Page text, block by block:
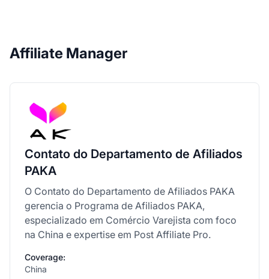
Affiliate Manager
Contato do Departamento de Afiliados
PAKA
O Contato do Departamento de Afiliados PAKA
gerencia o Programa de Afiliados PAKA,
especializado em Comércio Varejista com foco
na China e expertise em Post Affiliate Pro.
Coverage:
China